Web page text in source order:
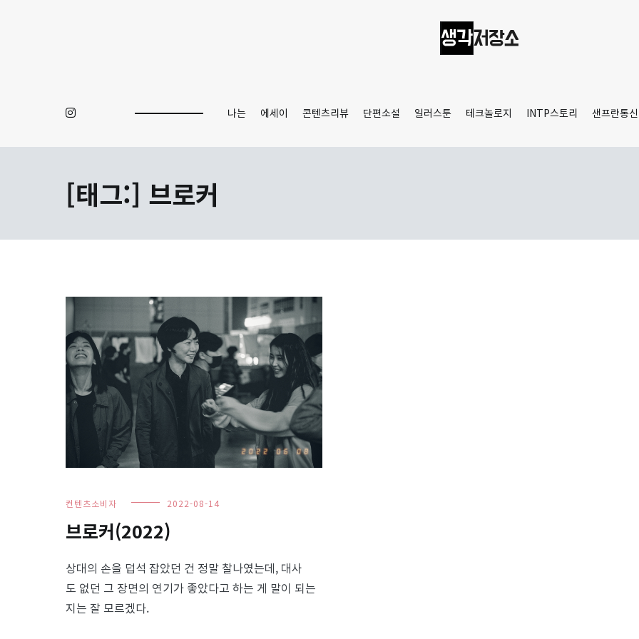
나는 에세이 콘텐츠리뷰 단편소설 일러스툰 테크놀로지 INTP스토리 샌프란통신
[태그:] 브로커
컨텐츠소비자 2022-08-14
브로커(2022)
상대의 손을 덥석 잡았던 건 정말 찰나였는데, 대사
도 없던 그 장면의 연기가 좋았다고 하는 게 말이 되는
지는 잘 모르겠다.